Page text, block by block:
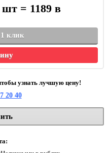
шт = 1189в
клик
узнать лучшую цену!
20 40